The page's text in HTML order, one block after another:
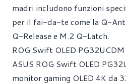
madri includono funzioni
per il fai-da-te come la Q-
Q-Release e M.2 Q-Latch.
ROG Swift OLED PG32UCDM
ASUS ROG Swift OLED
monitor gaming OLED 4K da